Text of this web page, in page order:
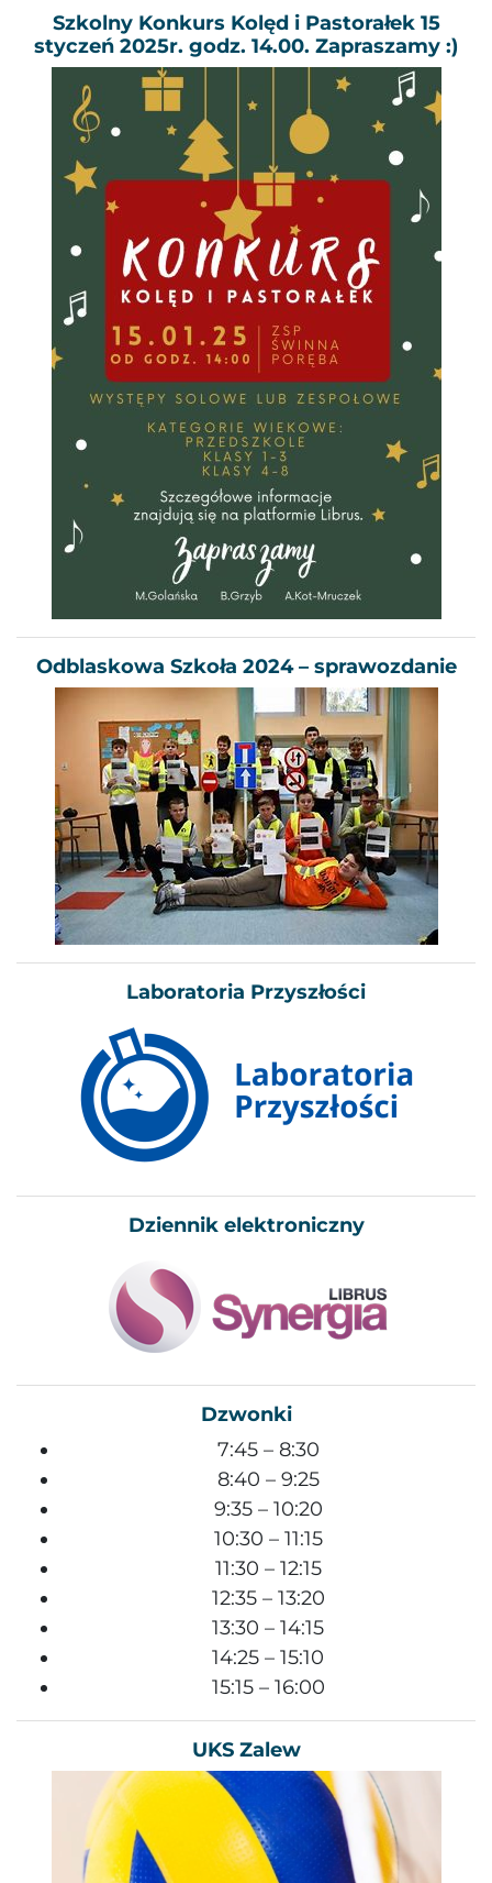
Szkolny Konkurs Kolęd i Pastorałek 15
styczeń 2025r. godz. 14.00. Zapraszamy :)
Odblaskowa Szkoła 2024 – sprawozdanie
Laboratoria Przyszłości
Dziennik elektroniczny
Dzwonki
7:45 – 8:30
8:40 – 9:25
9:35 – 10:20
10:30 – 11:15
11:30 – 12:15
12:35 – 13:20
13:30 – 14:15
14:25 – 15:10
15:15 – 16:00
UKS Zalew